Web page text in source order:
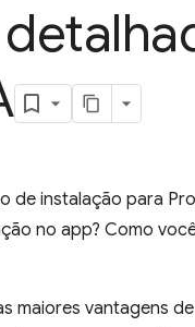
de instalação para
no app? Como
maiores vantagens